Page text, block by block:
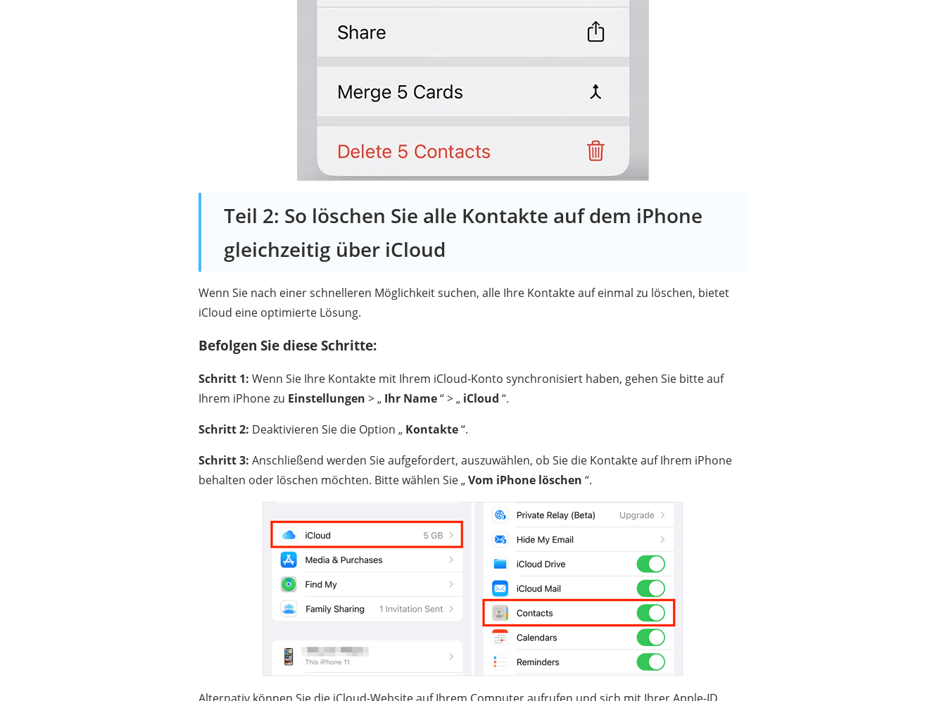
Teil 2: So löschen Sie alle Kontakte auf dem iPhone
gleichzeitig über iCloud
Wenn Sie nach einer schnelleren Möglichkeit suchen, alle Ihre Kontakte auf einmal zu löschen, bietet
iCloud eine optimierte Lösung.
Befolgen Sie diese Schritte:
Schritt 1: Wenn Sie Ihre Kontakte mit Ihrem iCloud-Konto synchronisiert haben, gehen Sie bitte auf
Ihrem iPhone zu Einstellungen > „ Ihr Name“ > „ iCloud “.
Schritt 2: Deaktivieren Sie die Option „ Kontakte“.
Schritt 3: Anschließend werden Sie aufgefordert, auszuwählen, ob Sie die Kontakte auf Ihrem iPhone
behalten oder löschen möchten. Bitte wählen Sie „Vom iPhone löschen “.